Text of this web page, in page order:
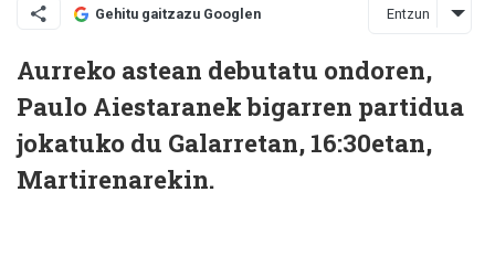
Gehitu gaitzazu Googlen Entzun
Aurreko astean debutatu ondoren,
Paulo Aiestaranek bigarren partidua
jokatuko du Galarretan, 16:30etan,
Martirenarekin.